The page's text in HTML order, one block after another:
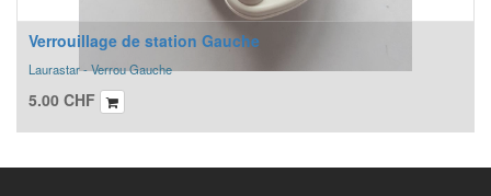
Verrouillage de station Gauche
Laurastar - Verrou Gauche
5.00 CHF